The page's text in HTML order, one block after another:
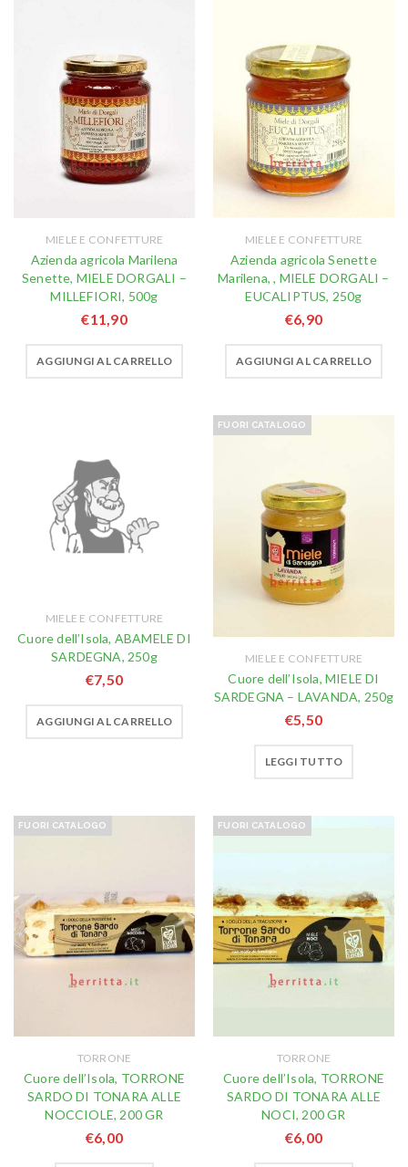
MIELE E CONFETTURE
Azienda agricola Marilena
Senette, MIELE DORGALI –
MILLEFIORI, 500g
€11,90
AGGIUNGI AL CARRELLO
MIELE E CONFETTURE
Azienda agricola Senette
Marilena, , MIELE DORGALI –
EUCALIPTUS, 250g
€6,90
AGGIUNGI AL CARRELLO
MIELE E CONFETTURE
Cuore dell’Isola, ABAMELE DI
SARDEGNA, 250g
€7,50
AGGIUNGI AL CARRELLO
FUORI CATALOGO
MIELE E CONFETTURE
Cuore dell’Isola, MIELE DI
SARDEGNA – LAVANDA, 250g
€5,50
LEGGI TUTTO
FUORI CATALOGO
TORRONE
Cuore dell’Isola, TORRONE
SARDO DI TONARA ALLE
NOCCIOLE, 200 GR
€6,00
FUORI CATALOGO
TORRONE
Cuore dell’Isola, TORRONE
SARDO DI TONARA ALLE
NOCI, 200 GR
€6,00